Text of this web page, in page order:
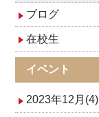
ブログ
在校生
イベント
2023年12月(4)